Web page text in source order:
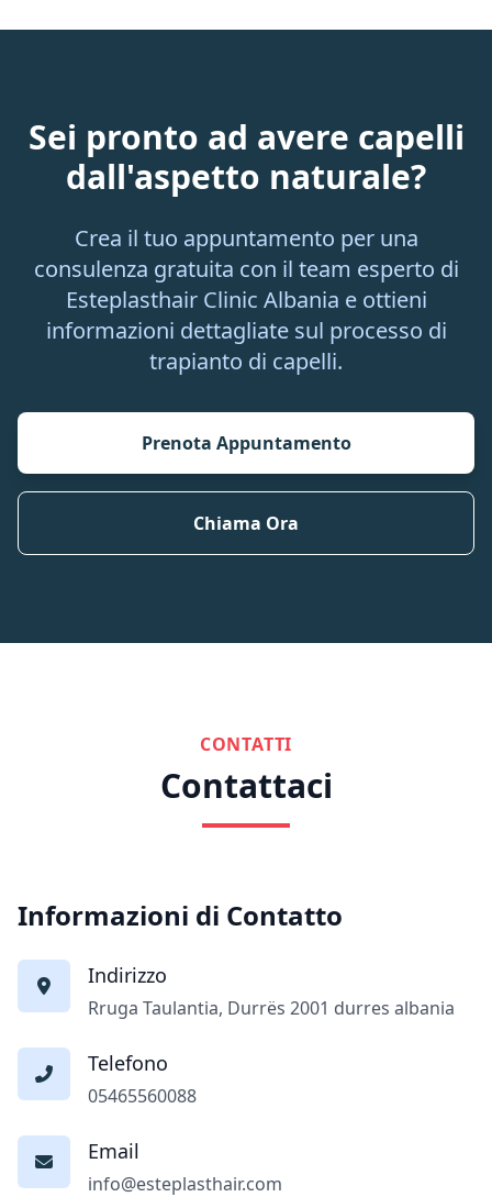
Sei pronto ad avere capelli
dall'aspetto naturale?
Crea il tuo appuntamento per una
consulenza gratuita con il team esperto di
Esteplasthair Clinic Albania e ottieni
informazioni dettagliate sul processo di
trapianto di capelli.
Prenota Appuntamento
Chiama Ora
CONTATTI
Contattaci
Informazioni di Contatto
Indirizzo
Rruga Taulantia, Durrës 2001 durres albania
Telefono
05465560088
Email
info@esteplasthair.com